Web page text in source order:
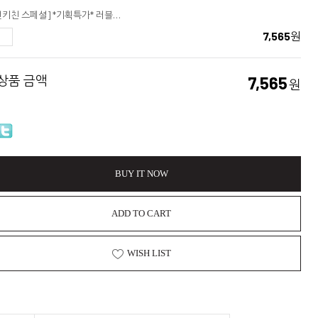
[커먼키친 스페셜] *기획특가* 러블리 일러스트엽서 6종세트 by Hersberry
7,565원
품 금액 7,565원
BUY IT NOW
ADD TO CART
WISH LIST